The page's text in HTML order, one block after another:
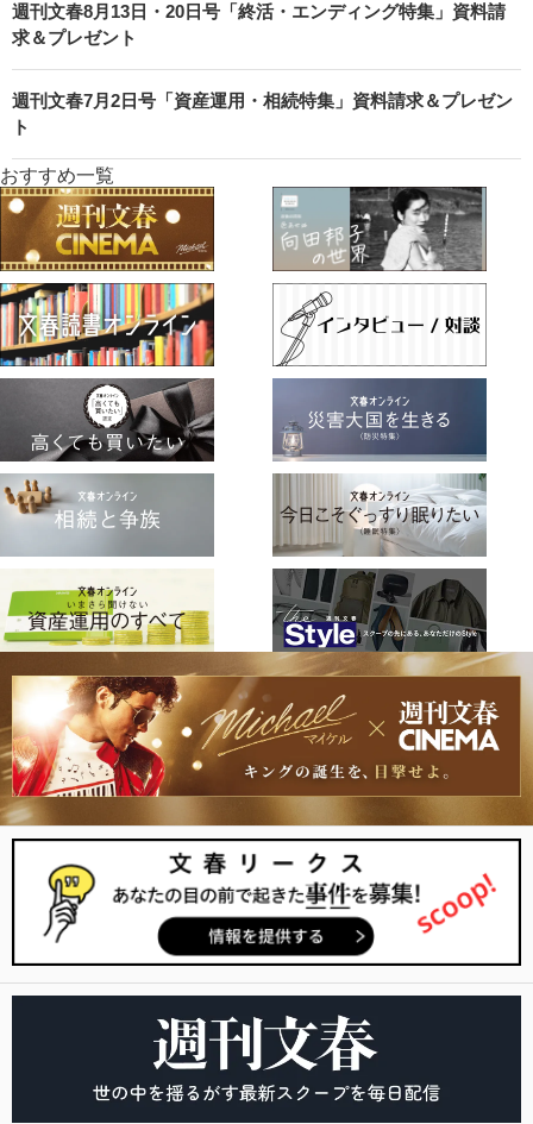
週刊文春8月13日・20日号「終活・エンディング特集」資料請
求＆プレゼント
週刊文春7月2日号「資産運用・相続特集」資料請求＆プレゼン
ト
おすすめ一覧